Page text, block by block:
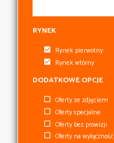
RYNEK
Rynek pierwotny
Rynek wtórny
DODATKOWE OPCJE
Oferty ze zdjęciem
Oferty specjalne
Oferty bez prowizji
Oferty na wyłączność